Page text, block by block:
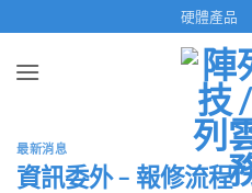
to
content
硬體產品
最新消息
資訊委外 – 報修流程